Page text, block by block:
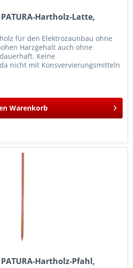
Hartholz-Latte,
für den Elektrozaunbau ohne
Harzgehalt auch ohne
Keine
nicht mit Konsvervierungsmitteln
Warenkorb
Hartholz-Pfahl,